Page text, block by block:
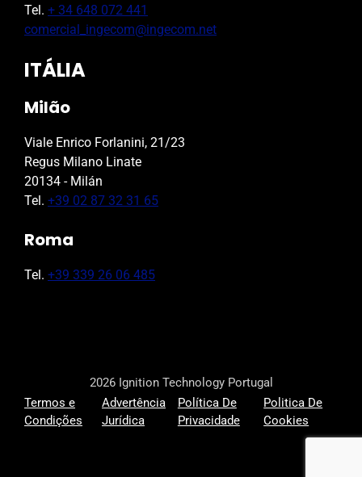
Tel. + 34 648 072 441
comercial_ingecom@ingecom.net
ITÁLIA
Milão
Viale Enrico Forlanini, 21/23
Regus Milano Linate
20134 - Milán
Tel. +39 02 87 32 31 65
Roma
Tel. +39 339 26 06 485
2026 Ignition Technology Portugal
Termos e
Condições
Advertência
Jurídica
Política De
Privacidade
Politica De
Cookies